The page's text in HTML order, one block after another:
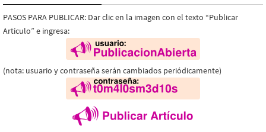
PASOS PARA PUBLICAR: Dar clic en la imagen con el texto “Publicar
Artículo” e ingresa:
(nota: usuario y contraseña serán cambiados periódicamente)